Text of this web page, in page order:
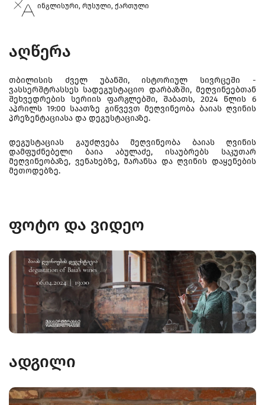
ინგლისური, რუსული, ქართული
აღწერა
თბილისის ძველ უბანში, ისტორიულ სივრცეში -
ვასსერშტრასსეს სადეგუსტაციო დარბაზში, მეღვინეებთან
შეხვედრების სერიის ფარგლებში, შაბათს, 2024 წლის 6
აპრილს 19:00 საათზე გიწვევთ მეღვინეობა ბაიას ღვინის
პრეზენტაციასა და დეგუსტაციაზე.
დეგუსტაციას გაუძღვება მეღვინეობა ბაიას ღვინის
დამფუძნებელი ბაია აბულაძე, ისაუბრებს საკუთარ
მეღვინეობაზე, ვენახებზე, მარანსა და ღვინის დაყენების
მეთოდებზე.
ფოტო და ვიდეო
ადგილი